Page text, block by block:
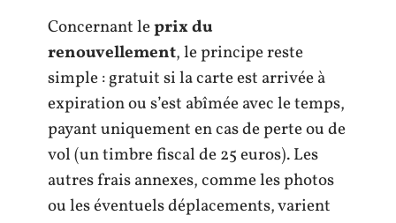
Concernant leprix du
renouvellement, le principe reste
simple : gratuit si la carte est arrivée à
expiration ou s’est abîmée avec le temps,
payant uniquement en cas de perte ou de
vol (un timbre fiscal de 25 euros). Les
autres frais annexes, comme les photos
ou les éventuels déplacements, varient